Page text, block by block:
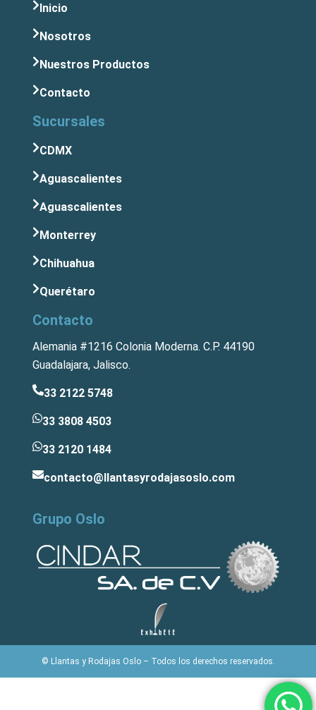
Inicio
Nosotros
Nuestros Productos
Contacto
Sucursales
CDMX
Aguascalientes
Aguascalientes
Monterrey
Chihuahua
Querétaro
Contacto
Alemania #1216 Colonia Moderna. C.P. 44190
Guadalajara, Jalisco.
33 2122 5748
33 3808 4503
33 2120 1484
contacto@llantasyrodajasoslo.com
Grupo Oslo
© Llantas y Rodajas Oslo – Todos los derechos reservados.